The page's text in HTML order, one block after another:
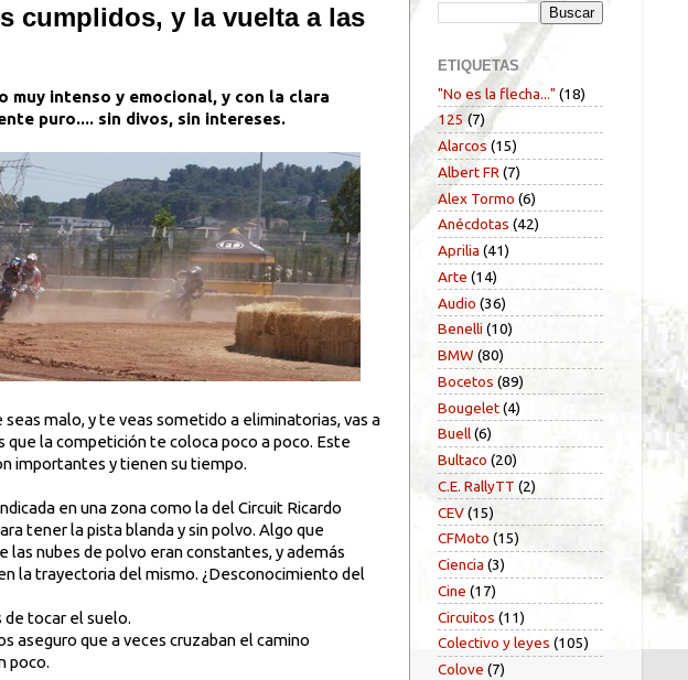
cumplidos, y la vuelta a las
muy intenso y emocional, y con la clara
puro.... sin divos, sin intereses.
malo, y te veas sometido a eliminatorias, vas a
que la competición te coloca poco a poco. Este
importantes y tienen su tiempo.
en una zona como la del Circuit Ricardo
tener la pista blanda y sin polvo. Algo que
nubes de polvo eran constantes, y además
la trayectoria del mismo. ¿Desconocimiento del
de tocar el suelo.
aseguro que a veces cruzaban el camino
poco.
ETIQUETAS
"No es la flecha..." (18)
125 (7)
Alarcos (15)
Albert FR (7)
Alex Tormo (6)
Anécdotas (42)
Aprilia (41)
Arte (14)
Audio (36)
Benelli (10)
BMW (80)
Bocetos (89)
Bougelet(4)
Buell(6)
Bultaco (20)
C.E. RallyTT (2)
CEV(15)
CFMoto (15)
Ciencia (3)
Cine (17)
Circuitos (11)
Colectivo y leyes (105)
Colove (7)